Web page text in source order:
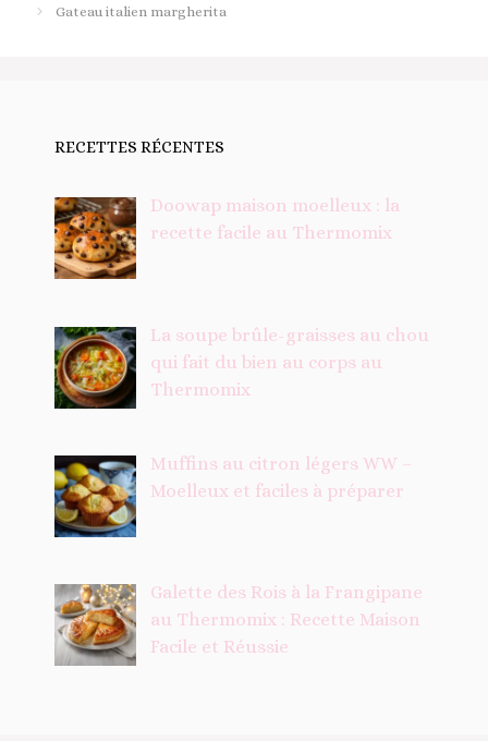
Gateau italien margherita
RECETTES RÉCENTES
Doowap maison moelleux : la
recette facile au Thermomix
La soupe brûle-graisses au chou
qui fait du bien au corps au
Thermomix
Muffins au citron légers WW –
Moelleux et faciles à préparer
Galette des Rois à la Frangipane
au Thermomix : Recette Maison
Facile et Réussie